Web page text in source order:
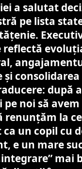
a salutat
pe lista
și
după
pe noi să
renunțăm la
un copil cu
e un mare
mai